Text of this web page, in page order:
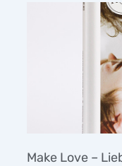
Make Love –